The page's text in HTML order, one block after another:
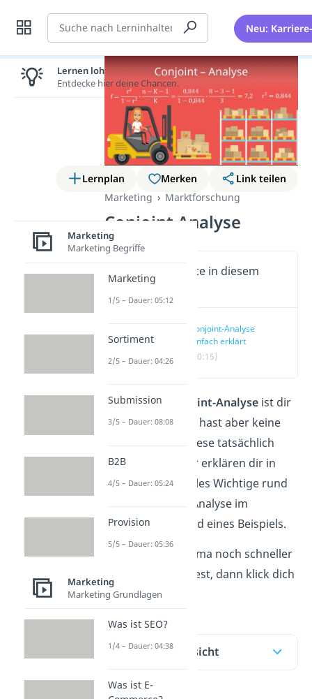
Suche Neu:
Lernplan Merken
Link teilen
Marketing
Marktforschung
Conjoint Analyse
Wichtige Inhalte in diesem
Video
Conjoint-Analyse
einfach erklärt
(00:15)
Der Begriff Conjoint-Analyseist dir
zwar bekannt, du hast aber keine
Ahnung, wofür diese tatsächlich
genutzt wird? Wir erklären dir in
diesem Beitrag alles Wichtige rund
um die Conjoint-Analyse im
Marketing
anhand eines Beispiels.
Wenn du das Thema noch schneller
verstehen möchtest, dann klick dich
direkt insVideo
Inhaltsübersicht
Lernen lohnt sich!
Entdecke hier deine Chancen.
Marketing
Marketing Begriffe
Marketing
1/5 – Dauer: 05:12
Sortiment
2/5 – Dauer: 04:26
Submission
3/5 – Dauer: 08:08
B2B
4/5 – Dauer: 05:24
Provision
5/5 – Dauer: 05:36
Marketing
Marketing Grundlagen
Was ist SEO?
1/4 – Dauer: 04:38
Was ist E-